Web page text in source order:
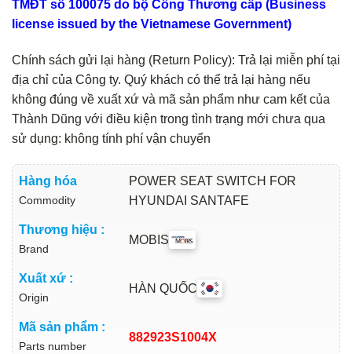
TMĐT số 100075 do bộ Công Thương cấp (Business
license issued by the Vietnamese Government)
Chính sách gửi lại hàng (Return Policy): Trả lại miễn phí tại
địa chỉ của Công ty. Quý khách có thể trả lại hàng nếu
không đúng về xuất xứ và mã sản phẩm như cam kết của
Thành Dũng với điều kiện trong tình trạng mới chưa qua
sử dụng: không tính phí vận chuyển
Hàng hóa
Commodity
POWER SEAT SWITCH FOR
HYUNDAI SANTAFE
Thương hiệu :
Brand
MOBIS
Xuất xứ :
Origin
HÀN QUỐC
Mã sản phẩm :
Parts number
882923S1004X